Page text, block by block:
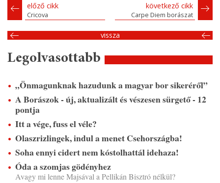
előző cikk
Cricova
következő cikk
Carpe Diem borászat
vissza
Legolvasottabb
„Önmagunknak hazudunk a magyar bor sikeréről”
A Borászok - új, aktualizált és vészesen sürgető - 12
pontja
Itt a vége, fuss el véle?
Olaszrizlingek, indul a menet Csehországba!
Soha ennyi cidert nem kóstolhattál idehaza!
Óda a szomjas gödényhez
Avagy mi lenne Majsával a Pellikán Bisztró nélkül?